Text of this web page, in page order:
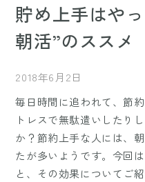
貯め上手はや
朝活”のススメ
2018年6月2日
毎日時間に追われて、節
トレスで無駄遣いしたり
か？節約上手な人には、
たが多いようです。今回
と、その効果についてご